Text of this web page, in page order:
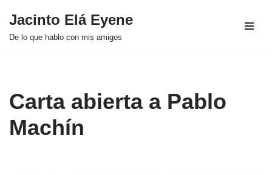
Saltar
Jacinto Elá Eyene
De lo que hablo con mis amigos
Carta abierta a Pablo
Machín